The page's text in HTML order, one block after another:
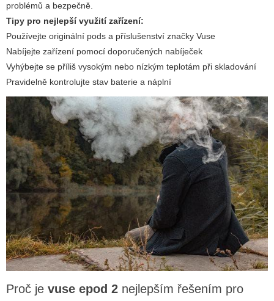
problémů a bezpečně.
Tipy pro nejlepší využití zařízení:
Používejte originální pods a příslušenství značky Vuse
Nabíjejte zařízení pomocí doporučených nabíječek
Vyhýbejte se příliš vysokým nebo nízkým teplotám při skladování
Pravidelně kontrolujte stav baterie a náplní
Proč je vuse epod 2 nejlepším řešením pro